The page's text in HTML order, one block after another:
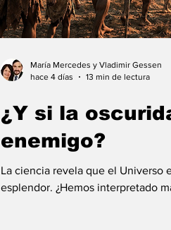
¿Y si la
enemigo?
La ciencia revela que el Universo
esplendor. ¿Hemos interpretado
María Mercedes y Vladimir Gessen
hace 4 días
13 min de lectura